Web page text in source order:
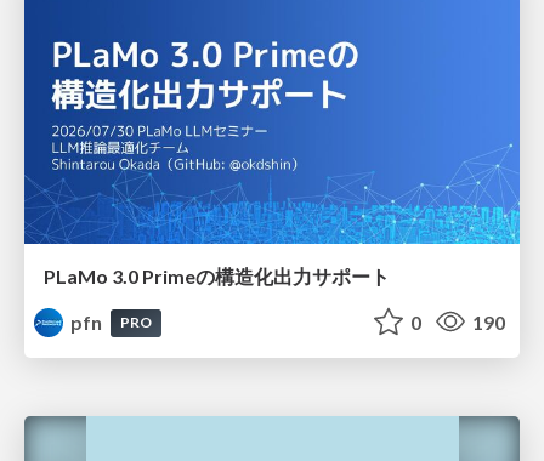
PLaMo 3.0 Primeの構造化出力サポート
pfn
PRO 0 190